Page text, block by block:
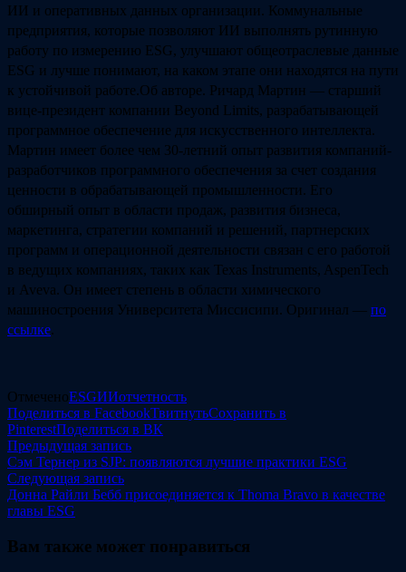
ИИ и оперативных данных организации. Коммунальные
предприятия, которые позволяют ИИ выполнять рутинную
работу по измерению ESG, улучшают общеотраслевые данные
ESG и лучше понимают, на каком этапе они находятся на пути
к устойчивой работе.Об авторе. Ричард Мартин — старший
вице-президент компании Beyond Limits, разрабатывающей
программное обеспечение для искусственного интеллекта.
Мартин имеет более чем 30-летний опыт развития компаний-
разработчиков программного обеспечения за счет создания
ценности в обрабатывающей промышленности. Его
обширный опыт в области продаж, развития бизнеса,
маркетинга, стратегии компаний и решений, партнерских
программ и операционной деятельности связан с его работой
в ведущих компаниях, таких как Texas Instruments, AspenTech
и Aveva. Он имеет степень в области химического
машиностроения Университета Миссисипи. Оригинал — по
ссылке.
ОтмеченоESGИИотчетность
Поделиться в FacebookТвитнутьСохранить в
PinterestПоделиться в ВК
Навигация
по
записям
Предыдущая записьПредыдущая
запись:
Сэм Тернер из SJP: появляются лучшие практики ESG
Следующая записьСледующая
запись:
Донна Райли Бебб присоединяется к Thoma Bravo в качестве
главы ESG
Вам также может понравиться